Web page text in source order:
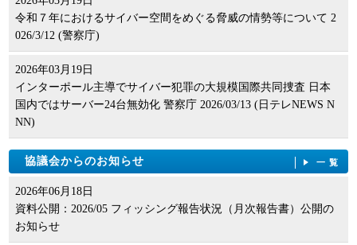
令和７年におけるサイバー空間をめぐる脅威の情勢等について 2
026/3/12 (警察庁)
2026年03月19日
インターポール主導でサイバー犯罪の大規模国際共同捜査 日本
国内ではサーバー24台無効化 警察庁 2026/03/13 (日テレNEWS N
NN)
協議会からのお知らせ 一覧
2026年06月18日
資料公開：2026/05 フィッシング報告状況（月次報告書）公開の
お知らせ